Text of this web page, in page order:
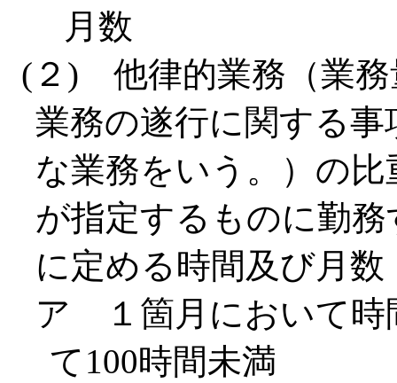
月数
(２) 他律的業務（業務
業務の遂行に関する
な業務をいう。）の
が指定するものに勤
に定める時間及び月数
ア １箇月において時
て100時間未満